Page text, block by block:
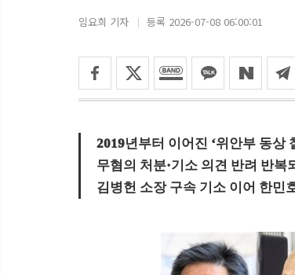
임요희 기자 등록 2026-07-08 06:00:01
2019년부터 이어진 ‘위안부 동상
무혐의 처분·기소 의견 반려 반복
김병헌 소장 구속 기소 이어 한민